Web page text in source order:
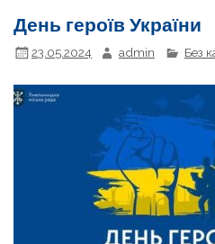
День героїв України
23.05.2024 admin Без